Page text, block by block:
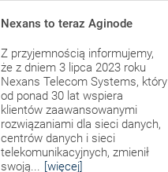
Nexans to teraz Aginode
Z przyjemnością informujemy,
że z dniem 3 lipca 2023 roku
Nexans Telecom Systems, który
od ponad 30 lat wspiera
klientów zaawansowanymi
rozwiązaniami dla sieci danych,
centrów danych i sieci
telekomunikacyjnych, zmienił
swoją... [więcej]